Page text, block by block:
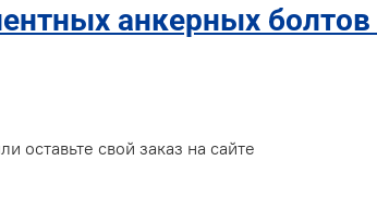
анкерных
оставьте свой заказ на сайте